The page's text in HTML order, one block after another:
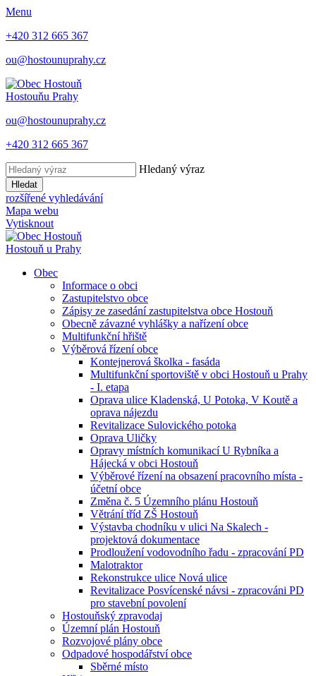
Menu
+420 312 665 367
ou@hostounuprahy.cz
Hostouňu Prahy
ou@hostounuprahy.cz
+420 312 665 367
Hledaný výraz
Hledat
rozšířené vyhledávání
Mapa webu
Vytisknout
Hostouň u Prahy
Obec
Informace o obci
Zastupitelstvo obce
Zápisy ze zasedání zastupitelstva obce Hostouň
Obecně závazné vyhlášky a nařízení obce
Multifunkční hřiště
Výběrová řízení obce
Kontejnerová školka - fasáda
Multifunkční sportoviště v obci Hostouň u Prahy
- I. etapa
Oprava ulice Kladenská, U Potoka, V Koutě a
oprava nájezdu
Revitalizace Sulovického potoka
Oprava Uličky
Opravy místních komunikací U Rybníka a
Hájecká v obci Hostouň
Výběrové řízení na obsazení pracovního místa -
účetní obce
Změna č. 5 Územního plánu Hostouň
Větrání tříd ZŠ Hostouň
Výstavba chodníku v ulici Na Skalech -
projektová dokumentace
Prodloužení vodovodního řadu - zpracování PD
Malotraktor
Rekonstrukce ulice Nová ulice
Revitalizace Posvícenské návsi - zpracováni PD
pro stavební povolení
Hostouňský zpravodaj
Územní plán Hostouň
Rozvojové plány obce
Odpadové hospodářství obce
Sběrné místo